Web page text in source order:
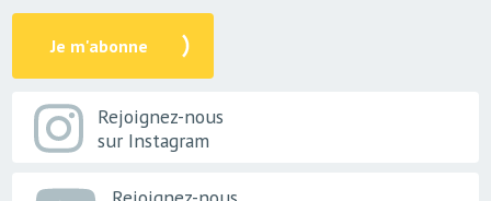
Je m'abonne
Rejoignez-nous
sur Instagram